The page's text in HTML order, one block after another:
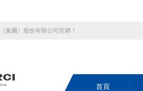
集團）股份有限公司官網！
首頁